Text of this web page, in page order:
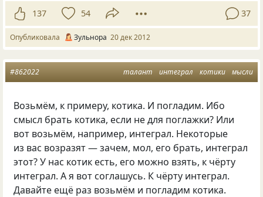
137 54 37
Опубликовала Зульнора 20 дек 2012
талант интеграл котики мысли
#862022
Возьмём, к примеру, котика. И погладим. Ибо
смысл брать котика, если не для поглажки? Или
вот возьмём, например, интеграл. Некоторые
из вас возразят — зачем, мол, его брать, интеграл
этот? У нас котик есть, его можно взять, к чёрту
интеграл. А я вот соглашусь. К чёрту интеграл.
Давайте ещё раз возьмём и погладим котика.